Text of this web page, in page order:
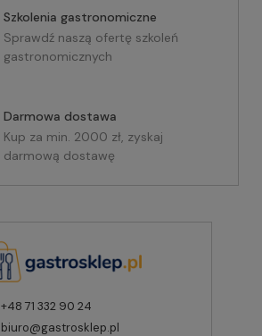
Szkolenia gastronomiczne
Sprawdź naszą ofertę szkoleń
gastronomicznych
Darmowa dostawa
Kup za min. 2000 zł, zyskaj
darmową dostawę
+48 71 332 90 24
biuro@gastrosklep.pl